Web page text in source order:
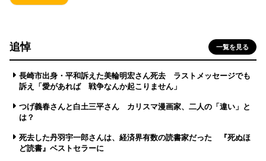
追悼 一覧を見る
長崎市出身・平和訴えた美輪明宏さん死去 ラストメッセージでも
訴え「愛があれば 戦争なんか起こりません」
つげ義春さんと白土三平さん カリスマ漫画家、二人の「違い」と
は？
死去した丹羽宇一郎さんは、経済界有数の読書家だった 『死ぬほ
ど読書』ベストセラーに